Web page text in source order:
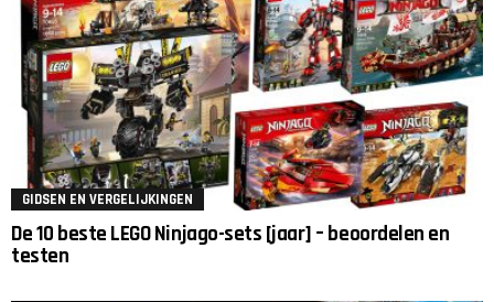
GIDSEN EN VERGELIJKINGEN
De 10 beste LEGO Ninjago-sets [jaar] – beoordelen en
testen